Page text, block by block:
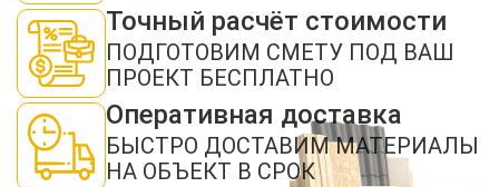
Точный расчёт стоимости
ПОДГОТОВИМ СМЕТУ ПОД ВАШ
ПРОЕКТ БЕСПЛАТНО
Оперативная доставка
БЫСТРО ДОСТАВИМ МАТЕРИАЛЫ
НА ОБЪЕКТ В СРОК
Нажимая кнопку "Отправить", я даю своё согласие на обработку моих
персональных данных в соответствии с ФЗ от 27.07.2006 № 152-ФЗ "О
персональных данных", на условиях и для целей, определенных вполитикой
ОТПРАВИТЬ